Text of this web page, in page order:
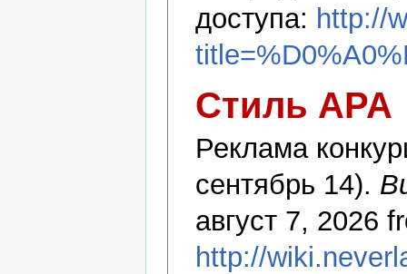
доступа: http://
Стиль APA
Реклама
сентябрь 14).
август 7, 2026
http://